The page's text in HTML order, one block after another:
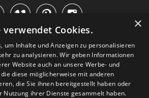

BLÄTTERN
×
verwendet Cookies.
um Inhalte und Anzeigen zu personalisieren
zu analysieren. Wir geben Informationen
Website auch an unsere Werbe- und
diese möglicherweise mit anderen
die Sie ihnen bereitgestellt haben oder
Nutzung ihrer Dienste gesammelt haben.